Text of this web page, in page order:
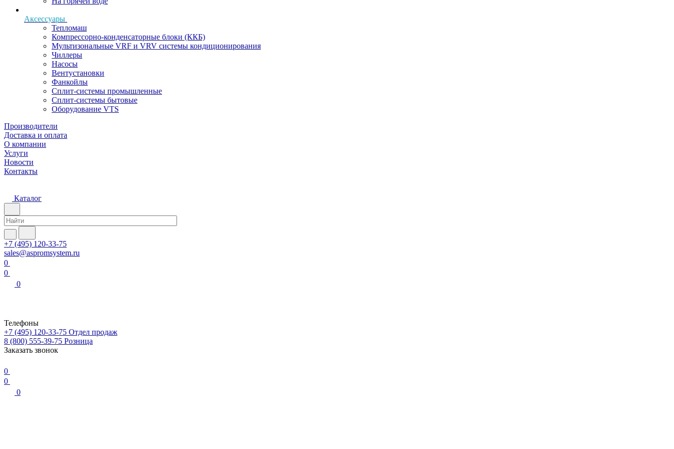
Аксессуары
Тепломаш
Компрессорно-конденсаторные блоки (ККБ)
Мультизональные VRF и VRV системы кондиционирования
Чиллеры
Насосы
Вентустановки
Фанкойлы
Сплит-системы промышленные
Сплит-системы бытовые
Оборудование VTS
Производители
Доставка и оплата
О компании
Услуги
Новости
Контакты
Каталог
+7 (495) 120-33-75
sales@aspromsystem.ru
0
0
0
Телефоны
+7 (495) 120-33-75 Отдел продаж
8 (800) 555-39-75 Розница
Заказать звонок
0
0
0